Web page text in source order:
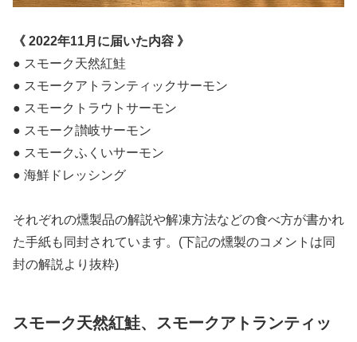
《 2022年11月に届いた内容 》
● スモーク天然紅鮭
● スモークアトランティックサーモン
● スモークトラウトサーモン
● スモーク讃岐サーモン
● スモークふくいサーモン
● 海鮮ドレッシング
それぞれの燻製品の解説や解凍方法などの食べ方が書かれ
た手紙も同封されています。(下記の燻製のコメントは同
封の解説より抜粋)
スモーク天然紅鮭、スモークアトランティッ